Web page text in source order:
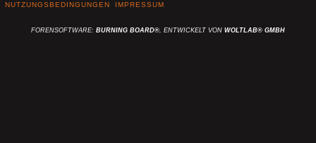
NUTZUNGSBEDINGUNGEN IMPRESSUM
FORENSOFTWARE: BURNING BOARD®, ENTWICKELT VON WOLTLAB® GMBH